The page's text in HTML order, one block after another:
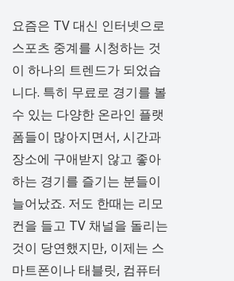
요즘은 TV 대신 인터넷으로
스포츠 중계를 시청하는 것
이 하나의 트렌드가 되었습
니다. 특히 무료로 경기를 볼
수 있는 다양한 온라인 플랫
폼들이 많아지면서, 시간과
장소에 구애받지 않고 좋아
하는 경기를 즐기는 분들이
늘어났죠. 저도 한때는 리모
컨을 들고 TV 채널을 돌리는
것이 당연했지만, 이제는 스
마트폰이나 태블릿, 컴퓨터